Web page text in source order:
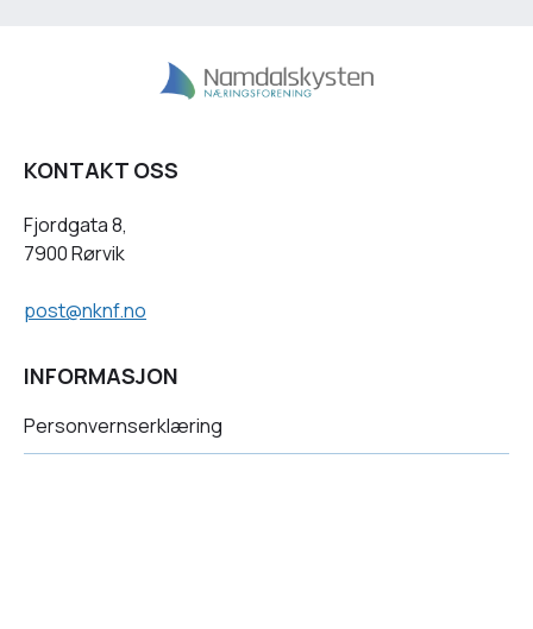
KONTAKT OSS
Fjordgata 8,
7900 Rørvik
post@nknf.no
INFORMASJON
Personvernserklæring